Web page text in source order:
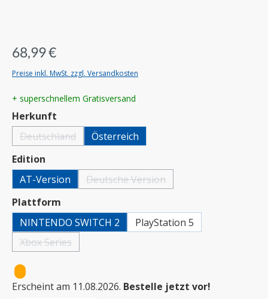
68,99 €
Preise inkl. MwSt. zzgl. Versandkosten
+ superschnellem Gratisversand
Herkunft
Deutschland(Diese Option ist zurzeit nicht verfügbar.)
Österreich
Edition
AT-Version
Deutsche Version(Diese Option ist zurzeit nicht verfügbar.)
Plattform
NINTENDO SWITCH 2
PlayStation 5
Xbox Series(Diese Option ist zurzeit nicht verfügbar.)
Erscheint am 11.08.2026. Bestelle jetzt vor!